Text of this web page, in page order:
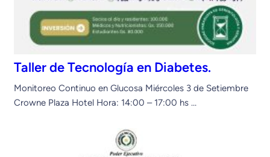
Taller de Tecnología en Diabetes.
Monitoreo Continuo en Glucosa Miércoles 3 de Setiembre
Crowne Plaza Hotel Hora: 14:00 – 17:00 hs …